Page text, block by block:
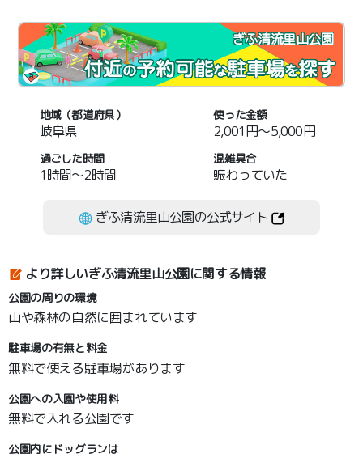
ぎふ清流里山公園
地域（都道府県）
岐阜県
使った金額
2,001円～5,000円
過ごした時間
1時間～2時間
混雑具合
賑わっていた
ぎふ清流里山公園の公式サイト
より詳しいぎふ清流里山公園に関する情報
公園の周りの環境
山や森林の自然に囲まれています
駐車場の有無と料金
無料で使える駐車場があります
公園への入園や使用料
無料で入れる公園です
公園内にドッグランは